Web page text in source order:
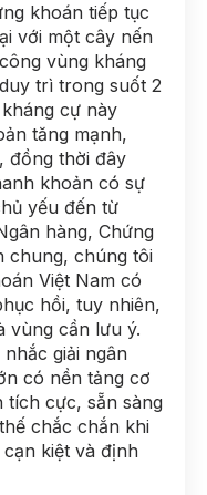
khoán tiếp tục
với một cây nến
vùng kháng
trì trong suốt 2
cự này
tăng mạnh,
đồng thời đây
khoản có sự
yếu đến từ
hàng, Chứng
chung, chúng tôi
Việt Nam có
hồi, tuy nhiên,
vùng cần lưu ý.
giải ngân
có nền tảng cơ
tích cực, sẵn sàng
chắc chắn khi
kiệt và định